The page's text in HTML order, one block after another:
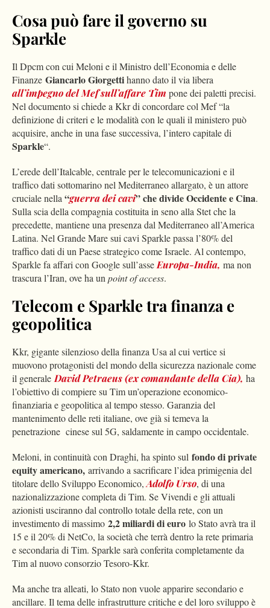
Cosa può fare il governo su
Sparkle
Il Dpcm con cui Meloni e il Ministro dell’Economia e delle
Finanze Giancarlo Giorgettihanno dato il via libera
all’impegno del Mef sull’affare Tim pone dei paletti precisi.
Nel documento si chiede a Kkr di concordare col Mef “la
definizione di criteri e le modalità con le quali il ministero può
acquisire, anche in una fase successiva, l’intero capitale di
Sparkle“.
L’erede dell’Italcable, centrale per le telecomunicazioni e il
traffico dati sottomarino nel Mediterraneo allargato, è un attore
cruciale nella“guerra dei cavi” che divide Occidente e Cina.
Sulla scia della compagnia costituita in seno alla Stet che la
precedette, mantiene una presenza dal Mediterraneo all’America
Latina. Nel Grande Mare sui cavi Sparkle passa l’80% del
traffico dati di un Paese strategico come Israele. Al contempo,
Sparkle fa affari con Google sull’asseEuropa-India, ma non
trascura l’Iran, ove ha unpoint of access.
Telecom e Sparkle tra finanza e
geopolitica
Kkr, gigante silenzioso della finanza Usa al cui vertice si
muovono protagonisti del mondo della sicurezza nazionale come
il generaleDavid Petraeus (ex comandante della Cia), ha
l’obiettivo di compiere su Tim un’operazione economico-
finanziaria e geopolitica al tempo stesso. Garanzia del
mantenimento delle reti italiane, ove già si temeva la
penetrazione cinese sul 5G, saldamente in campo occidentale.
Meloni, in continuità con Draghi, ha spinto sul fondo di private
equity americano, arrivando a sacrificare l’idea primigenia del
titolare dello Sviluppo Economico,Adolfo Urso, di una
nazionalizzazione completa di Tim. Se Vivendi e gli attuali
azionisti usciranno dal controllo totale della rete, con un
investimento di massimo 2,2 miliardi di euro lo Stato avrà tra il
15 e il 20% di NetCo, la società che terrà dentro la rete primaria
e secondaria di Tim. Sparkle sarà conferita completamente da
Tim al nuovo consorzio Tesoro-Kkr.
Ma anche tra alleati, lo Stato non vuole apparire secondario e
ancillare. Il tema delle infrastrutture critiche e del loro sviluppo è